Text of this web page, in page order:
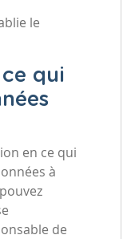
le
qui
en ce qui
à
de